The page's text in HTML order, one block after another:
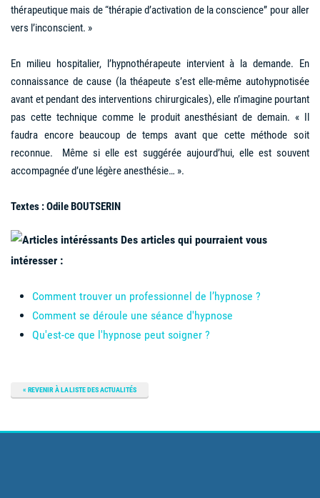
thérapeutique mais de “thérapie d’activation de la conscience” pour aller
vers l’inconscient. »
En milieu hospitalier, l’hypnothérapeute intervient à la demande. En
connaissance de cause (la théapeute s’est elle-même autohypnotisée
avant et pendant des interventions chirurgicales), elle n’imagine pourtant
pas cette technique comme le produit anesthésiant de demain. « Il
faudra encore beaucoup de temps avant que cette méthode soit
reconnue. Même si elle est suggérée aujourd’hui, elle est souvent
accompagnée d’une légère anesthésie… ».
Textes : Odile BOUTSERIN
Des articles qui pourraient vous
intéresser :
Comment trouver un professionnel de l’hypnose ?
Comment se déroule une séance d'hypnose
Qu'est-ce que l'hypnose peut soigner ?
REVENIR À LA LISTE DES ACTUALITÉS